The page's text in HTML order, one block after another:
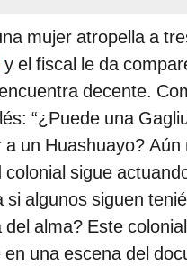
mujer atropella a
y el fiscal le da
decente.
“¿Puede una
un Huashuayo? Aún
colonial sigue
si algunos siguen
del alma? Este
una escena del